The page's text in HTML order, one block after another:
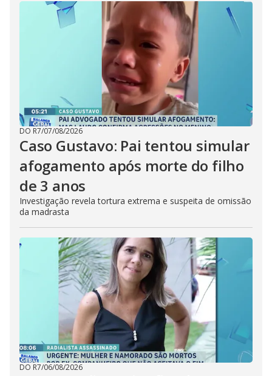
DO R7/07/08/2026
Caso Gustavo: Pai tentou simular
afogamento após morte do filho
de 3 anos
Investigação revela tortura extrema e suspeita de omissão
da madrasta
DO R7/06/08/2026